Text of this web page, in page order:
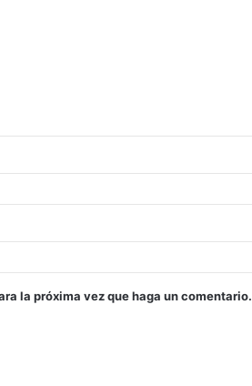
la próxima vez que haga un comentario.